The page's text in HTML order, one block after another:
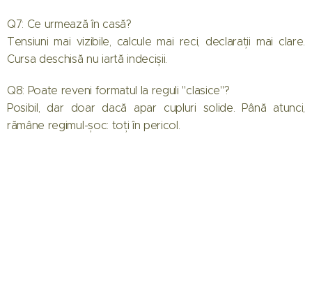
Q7: Ce urmează în casă?
Tensiuni mai vizibile, calcule mai reci, declarații mai clare.
Cursa deschisă nu iartă indecișii.
Q8: Poate reveni formatul la reguli "clasice"?
Posibil, dar doar dacă apar cupluri solide. Până atunci,
rămâne regimul-șoc: toți în pericol.